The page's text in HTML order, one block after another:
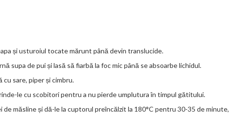
și usturoiul tocate mărunt până devin translucide.
supa de pui și lasă să fiarbă la foc mic până se absoarbe lichidul.
sare, piper și cimbru.
le cu scobitori pentru a nu pierde umplutura în timpul gătitului.
măsline și dă-le la cuptorul preîncălzit la 180°C pentru 30-35 de minute,